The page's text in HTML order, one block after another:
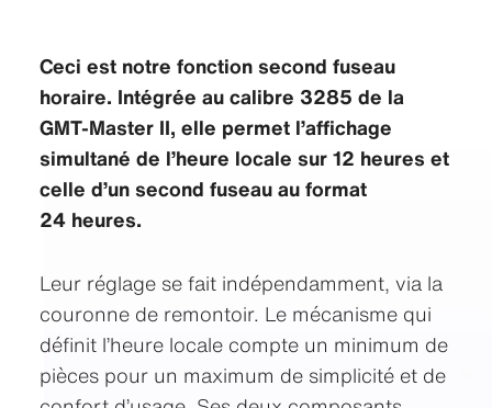
Ceci est notre fonction second fuseau
horaire. Intégrée au calibre 3285 de la
GMT‑Master II, elle permet l’affichage
simultané de l’heure locale sur 12 heures et
celle d’un second fuseau au format
24 heures.
Leur réglage se fait indépendamment, via la
couronne de remontoir. Le mécanisme qui
définit l’heure locale compte un minimum de
pièces pour un maximum de simplicité et de